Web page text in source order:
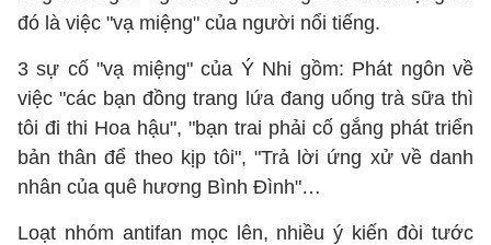
đó là việc "vạ miệng" của người nổi tiếng.
3 sự cố "vạ miệng" của Ý Nhi gồm: Phát ngôn về
việc "các bạn đồng trang lứa đang uống trà sữa thì
tôi đi thi Hoa hậu", "bạn trai phải cố gắng phát triển
bản thân để theo kịp tôi", "Trả lời ứng xử về danh
nhân của quê hương Bình Đình"…
Loạt nhóm antifan mọc lên, nhiều ý kiến đòi tước